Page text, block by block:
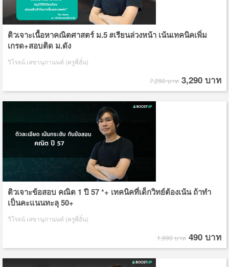
ติวเจาะเนื้อหาคณิตศาสตร์ ม.5 #เรียนล่วงหน้า เน้นเทคนิคเพิ่ม
เกรด+สอบติด ม.ดัง
วิโรจน์ เลขานุภานนท์ (ครูพี่อั๋น)
7,290 บาท 3,290 บาท
ติวเจาะข้อสอบ คณิต 1 ปี 57 *+ เทคนิคที่เด็กวิทย์ต้องเน้น ถ้าทำ
เป็นคะแนนทะลุ 50+
วิโรจน์ เลขานุภานนท์ (ครูพี่อั๋น)
1,990 บาท 490 บาท